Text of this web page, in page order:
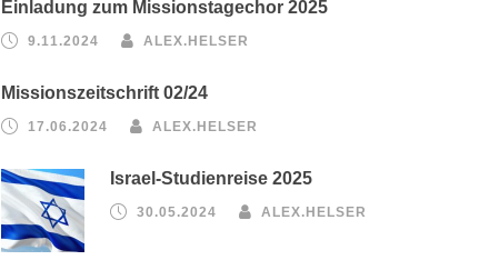
Einladung zum Missionstagechor 2025
9.11.2024 ALEX.HELSER
Missionszeitschrift 02/24
17.06.2024 ALEX.HELSER
Israel-Studienreise 2025
30.05.2024 ALEX.HELSER